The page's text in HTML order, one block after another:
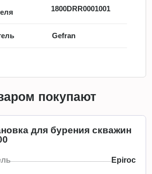
1800DRR0001001
Gefran
покупают
для бурения скважин
Epiroc